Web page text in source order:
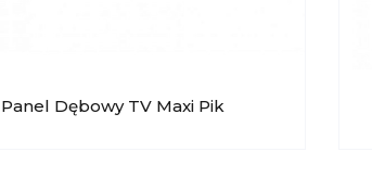
Panel Dębowy TV Maxi Pik